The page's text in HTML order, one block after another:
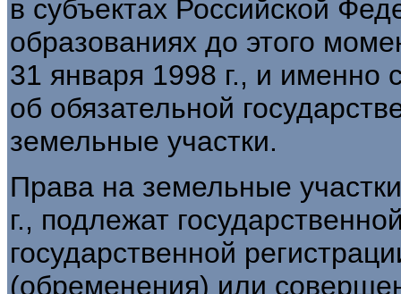
в субъектах Российской
образованиях до этого
31 января 1998 г., и именно
об обязательной
земельные участки.
Права на земельные
г., подлежат
государственной
(обременения) или